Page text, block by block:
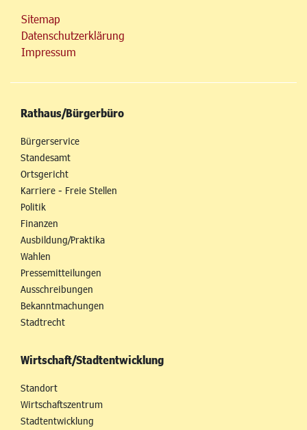
Sitemap
Datenschutzerklärung
Impressum
Rathaus/Bürgerbüro
Bürgerservice
Standesamt
Ortsgericht
Karriere - Freie Stellen
Politik
Finanzen
Ausbildung/Praktika
Wahlen
Pressemitteilungen
Ausschreibungen
Bekanntmachungen
Stadtrecht
Wirtschaft/Stadtentwicklung
Standort
Wirtschaftszentrum
Stadtentwicklung